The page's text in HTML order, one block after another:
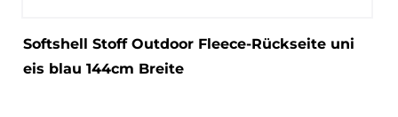
Softshell Stoff Outdoor Fleece-Rückseite uni
eis blau 144cm Breite